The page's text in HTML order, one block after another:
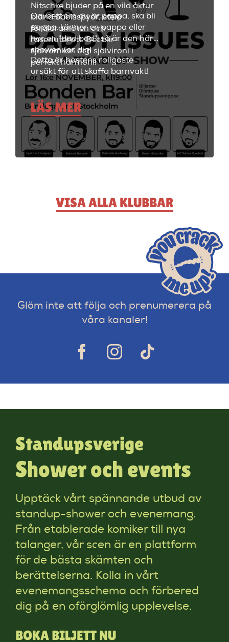
Nitschke bjuder på en vild åktur
bland bäbisspyor, stela
föräldramöten och
raseriutbrott. Det blir
självömkan och självironi i
perfekt harmoni!
Oavsett om du är pappa, ska bli
pappa, känner en pappa eller
har en "dad bod", så är den här
showen för dig!
Detta är höstens roligaste
ursäkt för att skaffa barnvakt!
LÄS MER
VISA ALLA KLUBBAR
Glöm inte att följa och prenumerera på
våra kanaler!
Standupsverige
Shower och events
Upptäck vårt spännande utbud av
standup-shower och evenemang.
Från etablerade komiker till nya
talanger, vår scen är en plattform
för de bästa skämten och
berättelserna. Kolla in vårt
evenemangsschema och förbered
dig på en oförglömlig upplevelse.
BOKA BILJETT NU